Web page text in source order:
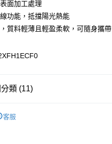
面加工處理
功能，抵擋陽光熱能
質料輕薄且輕盈柔軟，可隨身攜帶
類 (11)
客服